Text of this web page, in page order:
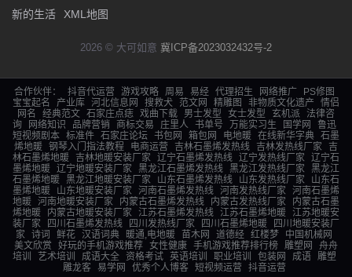
新的生活 XML地图
2026 © 大可如意 冀ICP备2023032432号-2
合作伙伴： 抖音代运营 游戏攻略 周易 易经 代理招生 网络推广
PS修图
宝宝起名
产业库 河北信息网 搜救犬 范文网 精雕图 非物质文化遗产
情侣
网名
经典范文 石家庄点痣 戏曲下载 男士发型 女士发型 玄机派
法律咨
询
网络知识 品牌营销 商标交易 庄里人 书单号 万能实习生 国学网
鲁迅
短视频剧本 标准件 石家庄论坛 书包网 箱包网 电地暖 在线新华字典 石墨
烯地暖 钢琴入门指法教程 电商运营 吉林石墨烯发热线 吉林发热线厂家
吉
林石墨烯地暖
吉林地暖安装厂家 辽宁石墨烯发热线 辽宁发热线厂家
辽宁石
墨烯地暖 辽宁地暖安装厂家 黑龙江石墨烯发热线 黑龙江发热线厂家
黑龙江
石墨烯地暖 黑龙江地暖安装厂家 山东石墨烯发热线 山东发热线厂家
山东石
墨烯地暖
山东地暖安装厂家 河南石墨烯发热线 河南发热线厂家
河南石墨烯
地暖 河南地暖安装厂家 内蒙古石墨烯发热线 内蒙古发热线厂家
内蒙古石墨
烯地暖
内蒙古地暖安装厂家 江苏石墨烯发热线 江苏石墨烯地暖
江苏地暖安
装厂家
四川石墨烯发热线 四川发热线厂家 四川石墨烯地暖
四川地暖安装厂
家
诗词 鲜花 汉语词典 暖通,电地暖 苗木网 道德经 红楼梦
中国机械网
美文欣赏
好玩的手机游戏推荐 女性健康 手机游戏推荐排行榜 雕塑网
舟舟
培训
艺术培训 成语大全 资格考试 英语培训 职业培训 包装网 成语
雕塑
雕龙客
易学网 优秀个人博客 短视频运营 抖音运营